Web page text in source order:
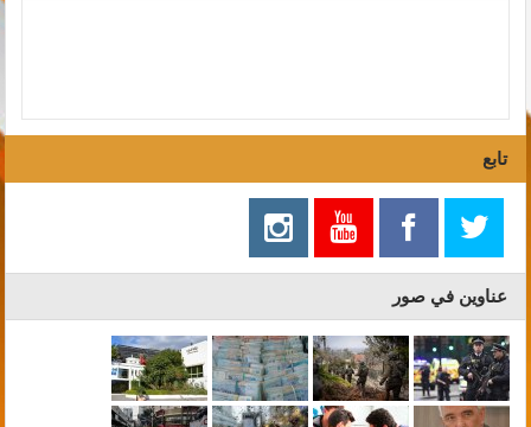
تابع
عناوين في صور